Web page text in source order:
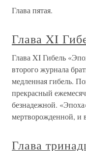
Глава пятая.
Глава XI
Глава XI Гибель
второго журнала
медленная гибель.
прекрасный
безнадежной.
мертворожденной, и
Глава